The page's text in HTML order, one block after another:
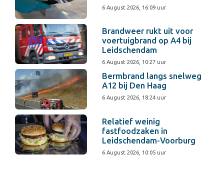
6 August 2026, 16:09 uur
Brandweer rukt uit voor
voertuigbrand op A4 bij
Leidschendam
6 August 2026, 10:27 uur
Bermbrand langs snelweg
A12 bij Den Haag
6 August 2026, 18:24 uur
Relatief weinig
fastfoodzaken in
Leidschendam-Voorburg
6 August 2026, 10:05 uur